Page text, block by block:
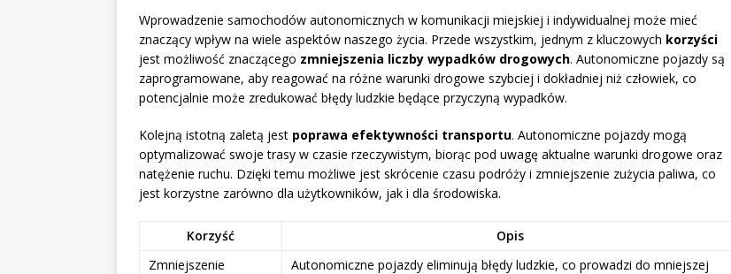
Wprowadzenie samochodów autonomicznych w komunikacji miejskiej i indywidualnej może mieć
znaczący wpływ na wiele aspektów naszego życia. Przede wszystkim, jednym z kluczowych korzyści
jest możliwość znaczącego zmniejszenia liczby wypadków drogowych. Autonomiczne pojazdy są
zaprogramowane, aby reagować na różne warunki drogowe szybciej i dokładniej niż człowiek, co
potencjalnie może zredukować błędy ludzkie będące przyczyną wypadków.
Kolejną istotną zaletą jest poprawa efektywności transportu. Autonomiczne pojazdy mogą
optymalizować swoje trasy w czasie rzeczywistym, biorąc pod uwagę aktualne warunki drogowe oraz
natężenie ruchu. Dzięki temu możliwe jest skrócenie czasu podróży i zmniejszenie zużycia paliwa, co
jest korzystne zarówno dla użytkowników, jak i dla środowiska.
Korzyść
Opis
Zmniejszenie
Autonomiczne pojazdy eliminują błędy ludzkie, co prowadzi do mniejszej